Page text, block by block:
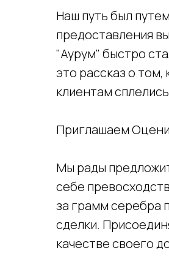
Наш путь был
предоставления
"Аурум" быстро
это рассказ о
клиентам
Приглашаем
Мы рады
себе
за грамм серебра
сделки.
качестве своего